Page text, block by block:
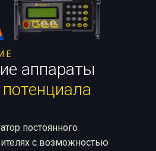
аппараты
постоянного
с возможностью